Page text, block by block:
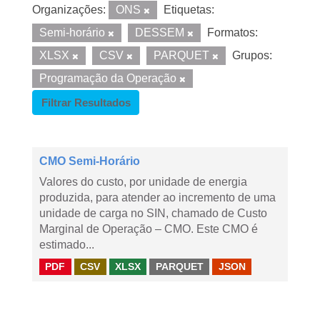
Organizações: ONS
Etiquetas:
Semi-horário
DESSEM
Formatos:
XLSX
CSV PARQUET
Grupos:
Programação da Operação
Filtrar Resultados
CMO Semi-Horário
Valores do custo, por unidade de energia
produzida, para atender ao incremento de uma
unidade de carga no SIN, chamado de Custo
Marginal de Operação – CMO. Este CMO é
estimado...
PDF CSV XLSX PARQUET JSON